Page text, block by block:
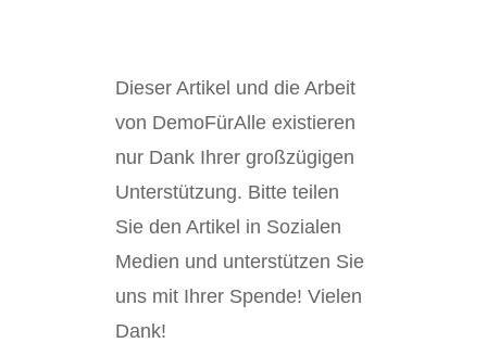
Dieser Artikel und die Arbeit
von DemoFürAlle existieren
nur Dank Ihrer großzügigen
Unterstützung. Bitte teilen
Sie den Artikel in Sozialen
Medien und unterstützen Sie
uns mit Ihrer Spende! Vielen
Dank!